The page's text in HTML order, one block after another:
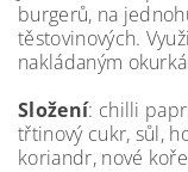
burgerů, na
těstovinových.
nakládaným
Složení: chilli
třtinový cukr, sůl,
koriandr, nové